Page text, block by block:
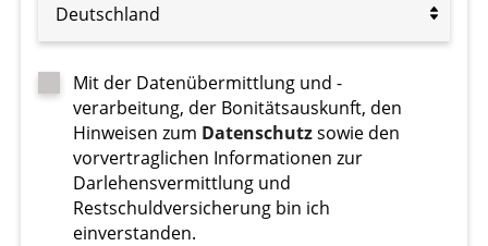
Deutschland
Mit der Datenübermittlung und -
verarbeitung, der Bonitätsauskunft, den
Hinweisen zum Datenschutzsowie den
vorvertraglichen Informationen zur
Darlehensvermittlung und
Restschuldversicherung bin ich
einverstanden.